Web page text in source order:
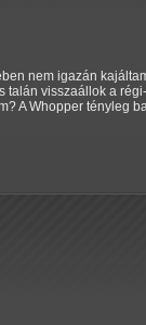
nem igazán
talán visszaállok a
A Whopper tényleg